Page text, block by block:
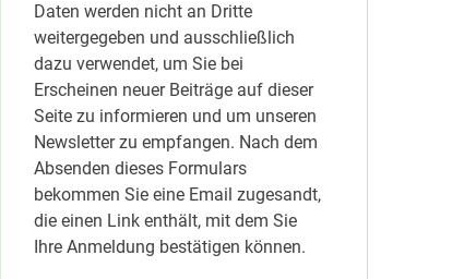
Daten werden nicht an Dritte
weitergegeben und ausschließlich
dazu verwendet, um Sie bei
Erscheinen neuer Beiträge auf dieser
Seite zu informieren und um unseren
Newsletter zu empfangen. Nach dem
Absenden dieses Formulars
bekommen Sie eine Email zugesandt,
die einen Link enthält, mit dem Sie
Ihre Anmeldung bestätigen können.